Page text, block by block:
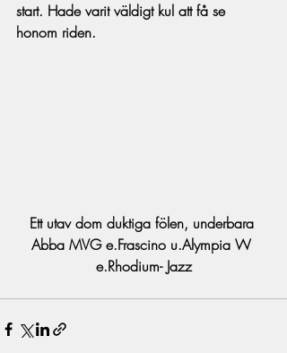
start. Hade varit väldigt kul att få se
honom riden.
Ett utav dom duktiga fölen, underbara
Abba MVG e.Frascino u.Alympia W
e.Rhodium- Jazz